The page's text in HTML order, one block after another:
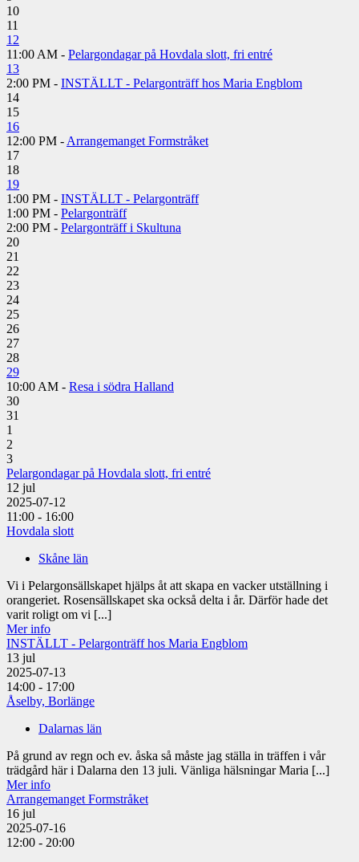
10
11
12
11:00 AM - Pelargondagar på Hovdala slott, fri entré
13
2:00 PM - INSTÄLLT - Pelargonträff hos Maria Engblom
14
15
16
12:00 PM - Arrangemanget Formstråket
17
18
19
1:00 PM - INSTÄLLT - Pelargonträff
1:00 PM - Pelargonträff
2:00 PM - Pelargonträff i Skultuna
20
21
22
23
24
25
26
27
28
29
10:00 AM - Resa i södra Halland
30
31
1
2
3
Pelargondagar på Hovdala slott, fri entré
12 jul
2025-07-12
11:00 - 16:00
Hovdala slott
Skåne län
Vi i Pelargonsällskapet hjälps åt att skapa en vacker utställning i
orangeriet. Rosensällskapet ska också delta i år. Därför hade det
varit roligt om vi [...]
Mer info
INSTÄLLT - Pelargonträff hos Maria Engblom
13 jul
2025-07-13
14:00 - 17:00
Åselby, Borlänge
Dalarnas län
På grund av regn och ev. åska så måste jag ställa in träffen i vår
trädgård här i Dalarna den 13 juli. Vänliga hälsningar Maria [...]
Mer info
Arrangemanget Formstråket
16 jul
2025-07-16
12:00 - 20:00